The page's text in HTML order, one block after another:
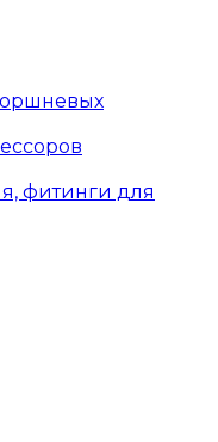
фитинги для